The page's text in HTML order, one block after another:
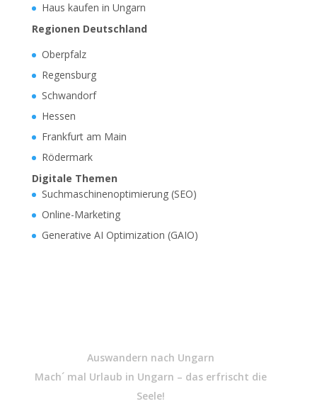
Haus kaufen in Ungarn
Regionen Deutschland
Oberpfalz
Regensburg
Schwandorf
Hessen
Frankfurt am Main
Rödermark
Digitale Themen
Suchmaschinenoptimierung (SEO)
Online-Marketing
Generative AI Optimization (GAIO)
Auswandern nach Ungarn
Mach´ mal Urlaub in Ungarn – das erfrischt die
Seele!